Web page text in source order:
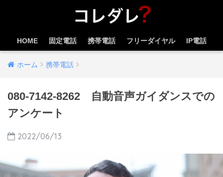
HOME 固定電話 携帯電話 フリーダイヤル IP電話
ホーム 携帯電話
080-7142-8262 自動音声ガイダンスでの
アンケート
2022/06/13